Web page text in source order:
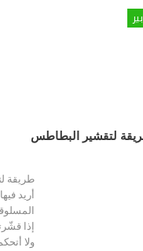
لتقشير البطاطس
طريقة
أريد
إذا
ولا